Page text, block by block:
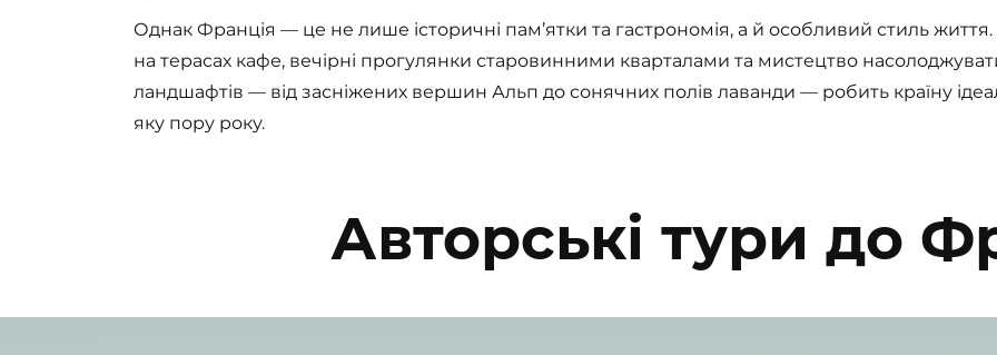
Однак Франція — це не лише історичні пам’ятки та гастрономія, а й особливий стиль життя.
на терасах кафе, вечірні прогулянки старовинними кварталами та мистецтво
ландшафтів — від засніжених вершин Альп до сонячних полів лаванди — робить країну
яку пору року.
Авторські тури до